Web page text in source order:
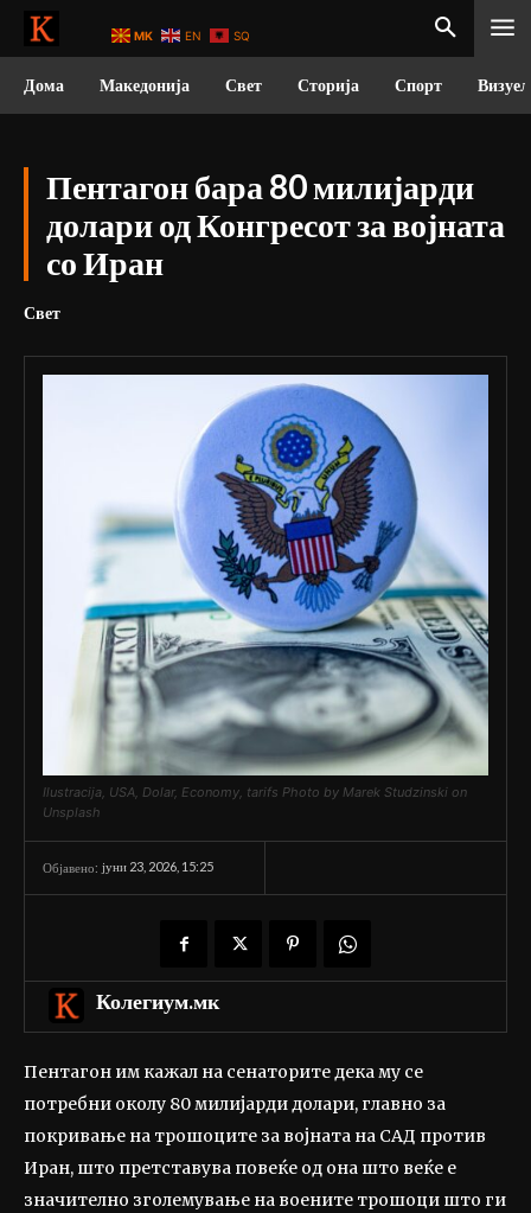
Дома Македонија Свет Сторија Спорт
Пентагон бара 80 милијарди
долари од Конгресот за војната
со Иран
Свет
Ilustracija, USA, Dolar, Economy, tarifs Photo by Marek Studzinski on
Unsplash
Објавено: јуни 23, 2026, 15:25
Колегиум.мк
Пентагон им кажал на сенаторите дека му се
потребни околу 80 милијарди долари, главно за
покривање на трошоците за војната на САД против
Иран, што претставува повеќе од она што веќе е
значително зголемување на воените трошоци што ги
MK EN SQ